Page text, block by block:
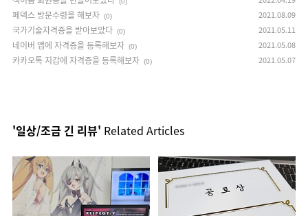
페덱스 방문수령을 해보자 (0) 2021.08.09
국가기술자격증을 받아보았다 (0) 2021.05.11
네이버 앱에 자격증을 등록해보자 (0) 2021.05.08
카카오톡 지갑에 자격증을 등록해보자 (0) 2021.05.07
'일상/조금 긴 리뷰' Related Articles